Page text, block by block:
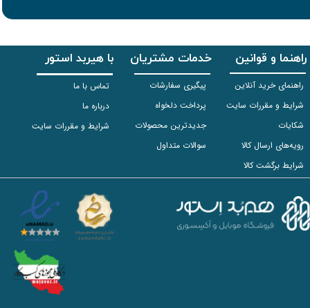
راهنما و قوانین
راهنمای خرید آنلاین
شرایط و مقررات سایت
شکایات
رویه‌های ارسال کالا
شرایط برگشت کالا
خدمات مشتریان
پیگیری سفارشات
پرداخت دلخواه
جدیدترین محصولات
سوالات متداول
با هیربد استور
تماس با ما
درباره ما
شرایط و مقررات سایت